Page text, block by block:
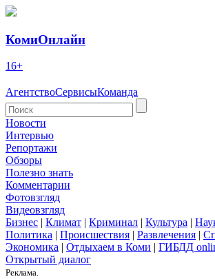
КомиОнлайн
16+
АгентствоСервисыКоманда
Новости
Интервью
Репортажи
Обзоры
Полезно знать
Комментарии
Фотовзгляд
Видеовзгляд
Бизнес | Климат | Криминал | Культура |
Политика | Происшествия | Развлечения |
Экономика | Отдыхаем в Коми | ГИБДД
Открытый диалог
Реклама.